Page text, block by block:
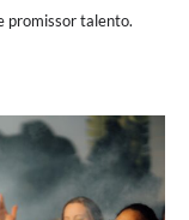
promissor talento.